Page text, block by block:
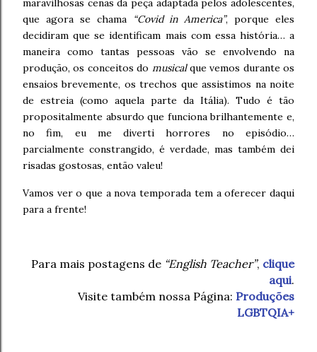
maravilhosas cenas da peça adaptada pelos adolescentes,
que agora se chama
“Covid in America”, porque eles
decidiram que se identificam mais com essa história… a
maneira como tantas pessoas vão se envolvendo na
produção, os conceitos do musicalque vemos durante os
ensaios brevemente, os trechos que assistimos na noite
de estreia (como aquela parte da Itália). Tudo é tão
propositalmente absurdo que funciona brilhantemente e,
no fim, eu me diverti horrores no episódio…
parcialmente constrangido, é verdade, mas também dei
risadas gostosas, então valeu!
Vamos ver o que a nova temporada tem a oferecer daqui
para a frente!
Para mais postagens de “English Teacher”, clique
aqui.
Visite também nossa Página: Produções
LGBTQIA+